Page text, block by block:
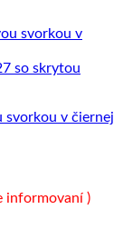
svorkou v čiernej
informovaní )